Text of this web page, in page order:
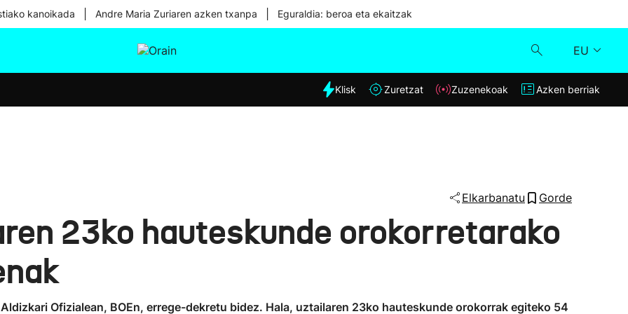
kanoikada Andre Maria Zuriaren azken txanpa Eguraldia: beroa eta ekaitzak
EU
Eguraldia
Klisk
Azken berriak
Klisk Zuretzat Zuzenekoak Azken berriak
Elkarbanatu Gorde
23ko hauteskunde orokorretarako
Ofizialean, BOEn, errege-dekretu bidez. Hala, uztailaren 23ko hauteskunde orokorrak egiteko 54